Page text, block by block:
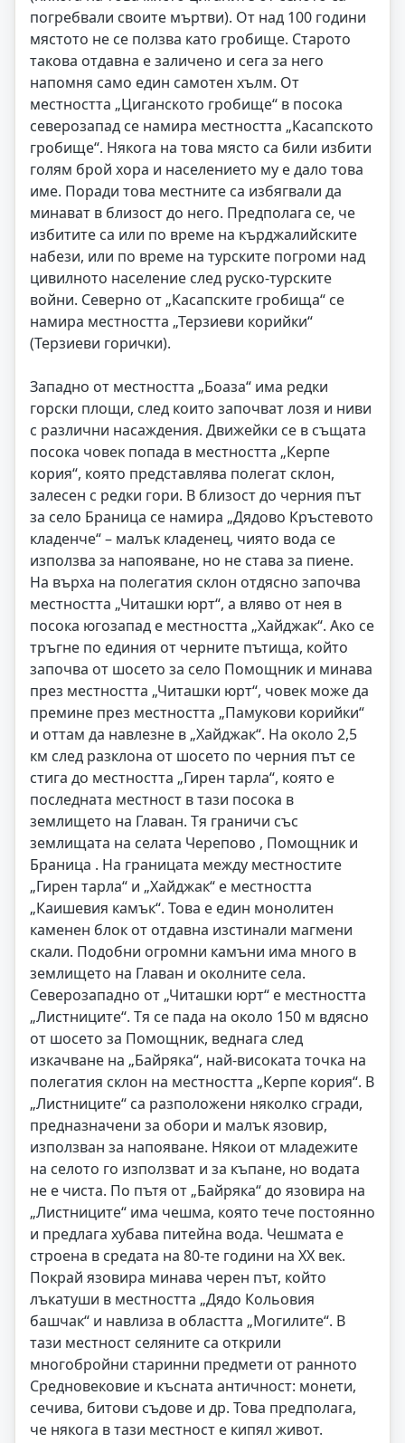
погребвали своите мъртви). От над 100 години
мястото не се ползва като гробище. Старото
такова отдавна е заличено и сега за него
напомня само един самотен хълм. От
местността „Циганското гробище“ в посока
северозапад се намира местността „Касапското
гробище“. Някога на това място са били избити
голям брой хора и населението му е дало това
име. Поради това местните са избягвали да
минават в близост до него. Предполага се, че
избитите са или по време на кърджалийските
набези, или по време на турските погроми над
цивилното население след руско-турските
войни. Северно от „Касапските гробища“ се
намира местността „Терзиеви корийки“
(Терзиеви горички).
Западно от местността „Боаза“ има редки
горски площи, след които започват лозя и ниви
с различни насаждения. Движейки се в същата
посока човек попада в местността „Керпе
кория“, която представлява полегат склон,
залесен с редки гори. В близост до черния път
за село Браница се намира „Дядово Кръстевото
кладенче“ – малък кладенец, чиято вода се
използва за напояване, но не става за пиене.
На върха на полегатия склон отдясно започва
местността „Читашки юрт“, а вляво от нея в
посока югозапад е местността „Хайджак“. Ако се
тръгне по единия от черните пътища, който
започва от шосето за село Помощник и минава
през местността „Читашки юрт“, човек може да
премине през местността „Памукови корийки“
и оттам да навлезне в „Хайджак“. На около 2,5
км след разклона от шосето по черния път се
стига до местността „Гирен тарла“, която е
последната местност в тази посока в
землището на Главан. Тя граничи със
землищата на селата Черепово , Помощник и
Браница . На границата между местностите
„Гирен тарла“ и „Хайджак“ е местността
„Каишевия камък“. Това е един монолитен
каменен блок от отдавна изстинали магмени
скали. Подобни огромни камъни има много в
землището на Главан и околните села.
Северозападно от „Читашки юрт“ е местността
„Листниците“. Тя се пада на около 150 м вдясно
от шосето за Помощник, веднага след
изкачване на „Байряка“, най-високата точка на
полегатия склон на местността „Керпе кория“. В
„Листниците“ са разположени няколко сгради,
предназначени за обори и малък язовир,
използван за напояване. Някои от младежите
на селото го използват и за къпане, но водата
не е чиста. По пътя от „Байряка“ до язовира на
„Листниците“ има чешма, която тече постоянно
и предлага хубава питейна вода. Чешмата е
строена в средата на 80-те години на ХХ век.
Покрай язовира минава черен път, който
лъкатуши в местността „Дядо Кольовия
башчак“ и навлиза в областта „Могилите“. В
тази местност селяните са открили
многобройни старинни предмети от ранното
Средновековие и късната античност: монети,
сечива, битови съдове и др. Това предполага,
че някога в тази местност е кипял живот.